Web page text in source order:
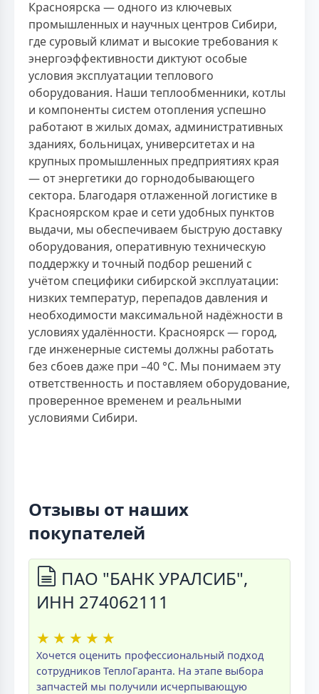
Красноярска — одного из ключевых
промышленных и научных центров Сибири,
где суровый климат и высокие требования к
энергоэффективности диктуют особые
условия эксплуатации теплового
оборудования. Наши теплообменники, котлы
и компоненты систем отопления успешно
работают в жилых домах, административных
зданиях, больницах, университетах и на
крупных промышленных предприятиях края
— от энергетики до горнодобывающего
сектора. Благодаря отлаженной логистике в
Красноярском крае и сети удобных пунктов
выдачи, мы обеспечиваем быструю доставку
оборудования, оперативную техническую
поддержку и точный подбор решений с
учётом специфики сибирской эксплуатации:
низких температур, перепадов давления и
необходимости максимальной надёжности в
условиях удалённости. Красноярск — город,
где инженерные системы должны работать
без сбоев даже при –40 °C. Мы понимаем эту
ответственность и поставляем оборудование,
проверенное временем и реальными
условиями Сибири.
Отзывы от наших
покупателей
ПАО "БАНК УРАЛСИБ",
ИНН 274062111
★ ★ ★ ★ ★
Хочется оценить профессиональный подход
сотрудников ТеплоГаранта. На этапе выбора
запчастей мы получили исчерпывающую